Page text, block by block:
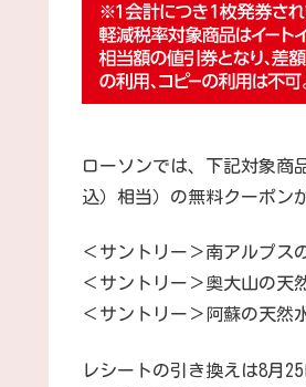
ローソンでは、下記対象商
込）相当）の無料クーポン
＜サントリー＞南アルプス
＜サントリー＞奥大山の天
＜サントリー＞阿蘇の天然
レシートの引き換えは8月